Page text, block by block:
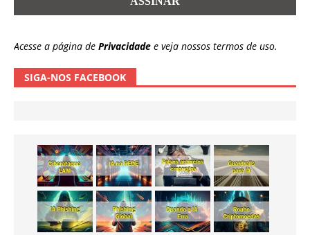
Acesse a página de Privacidade e veja nossos termos de uso.
SIGA-NOS FACEBOOK